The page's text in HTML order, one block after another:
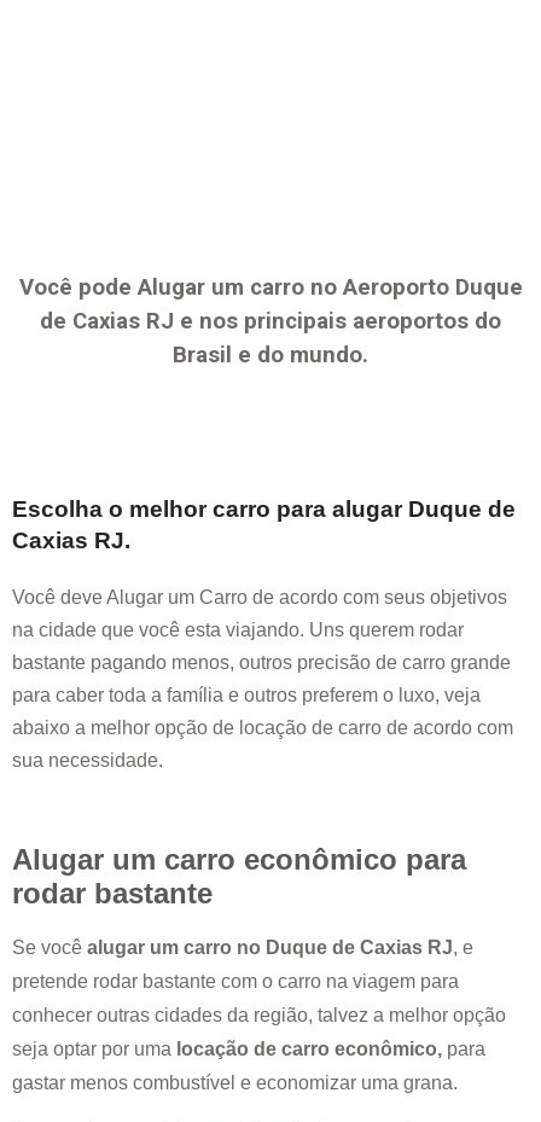
Você pode Alugar um carro no Aeroporto Duque
de Caxias RJ e nos principais aeroportos do
Brasil e do mundo.
Escolha o melhor carro para alugar Duque de
Caxias RJ.
Você deve Alugar um Carro de acordo com seus objetivos
na cidade que você esta viajando. Uns querem rodar
bastante pagando menos, outros precisão de carro grande
para caber toda a família e outros preferem o luxo, veja
abaixo a melhor opção de locação de carro de acordo com
sua necessidade.
Alugar um carro econômico para
rodar bastante
Se você alugar um carro no Duque de Caxias RJ, e
pretende rodar bastante com o carro na viagem para
conhecer outras cidades da região, talvez a melhor opção
seja optar por uma locação de carro econômico, para
gastar menos combustível e economizar uma grana.